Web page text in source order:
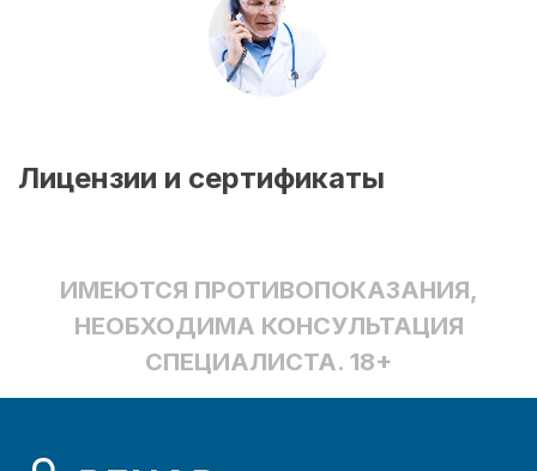
Лицензии и сертификаты
ИМЕЮТСЯ ПРОТИВОПОКАЗАНИЯ,
НЕОБХОДИМА КОНСУЛЬТАЦИЯ
СПЕЦИАЛИСТА. 18+